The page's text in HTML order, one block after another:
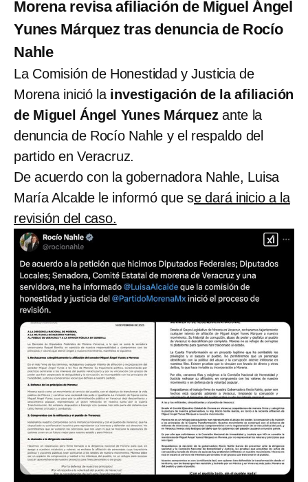
Morena revisa afiliación de Miguel Ángel
Yunes Márquez tras denuncia de Rocío
Nahle
La Comisión de Honestidad y Justicia de
Morena inició la investigación de la afiliación
de Miguel Ángel Yunes Márquez ante la
denuncia de Rocío Nahle y el respaldo del
partido en Veracruz.
De acuerdo con la gobernadora Nahle, Luisa
María Alcalde le informó que se dará inicio a la
revisión del caso.